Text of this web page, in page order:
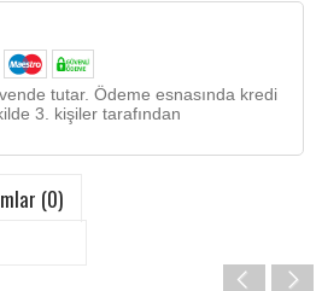
tutar. Ödeme esnasında kredi
3. kişiler tarafından
(0)